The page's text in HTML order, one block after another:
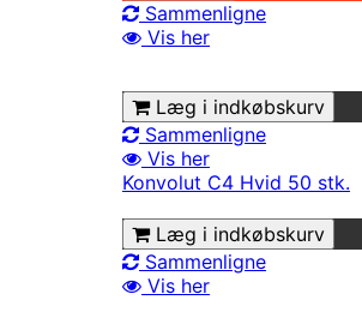
Sammenligne
Vis her
Læg i indkøbskurv
Sammenligne
Vis her
Konvolut C4 Hvid 50 stk.
Læg i indkøbskurv
Sammenligne
Vis her